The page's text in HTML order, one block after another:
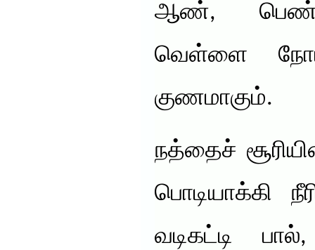
ஆண், பெண்
வெள்ளை
குணமாகும்.
நத்தைச்
பொடியாக்கி
வடிகட்டி